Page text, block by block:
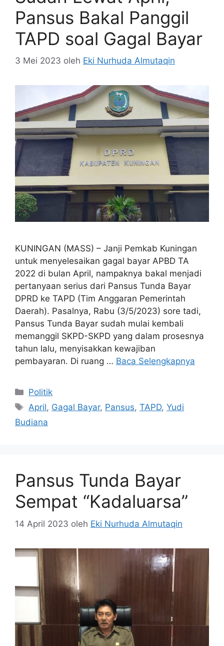
Pansus Bakal Panggil
TAPD soal Gagal Bayar
3 Mei 2023 oleh Eki Nurhuda Almutaqin
KUNINGAN (MASS) – Janji Pemkab Kuningan
untuk menyelesaikan gagal bayar APBD TA
2022 di bulan April, nampaknya bakal menjadi
pertanyaan serius dari Pansus Tunda Bayar
DPRD ke TAPD (Tim Anggaran Pemerintah
Daerah). Pasalnya, Rabu (3/5/2023) sore tadi,
Pansus Tunda Bayar sudah mulai kembali
memanggil SKPD-SKPD yang dalam prosesnya
tahun lalu, menyisakkan kewajiban
pembayaran. Di ruang … Baca Selengkapnya
Kategori
Politik
Tag
April, Gagal Bayar, Pansus,TAPD,Yudi
Budiana
Pansus Tunda Bayar
Sempat “Kadaluarsa”
14 April 2023 oleh Eki Nurhuda Almutaqin